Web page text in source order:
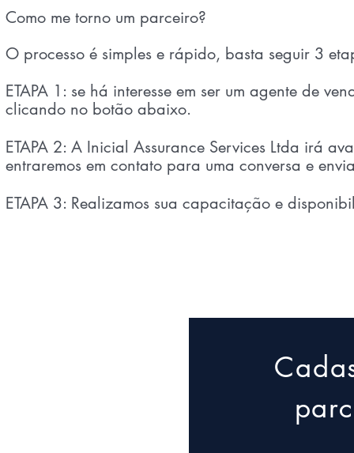
Como me torno um parceiro?
O processo é simples e rápido, basta seguir 3
ETAPA 1: se há interesse em ser um agente de
clicando no botão abaixo.
ETAPA 2: A Inicial Assurance Services Ltda irá
entraremos em contato para uma conversa e
ETAPA 3: Realizamos sua capacitação e